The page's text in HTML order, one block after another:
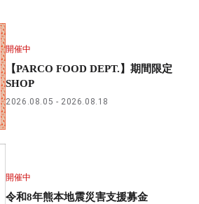
開催中
【PARCO FOOD DEPT.】期間限定
SHOP
2026.08.05 2026.08.18
開催中
令和8年熊本地震災害支援募金